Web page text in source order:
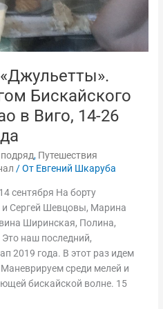
Бискайского
в Виго, 14-26
подряд, Путешествия
/ От Евгений Шкаруба
сентября На борту
Сергей Шевцовы, Марина
Ширинская, Полина,
наш последний,
2019 года. В этот раз идем
среди мелей и
бискайской волне. 15